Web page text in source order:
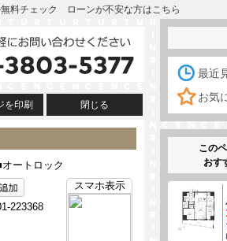
料チェック ローンが不安な方はこちら
を印刷 閉じる
ートロック
スマホ表示
お気に入りに追加
223368
最近
お気
この
おす